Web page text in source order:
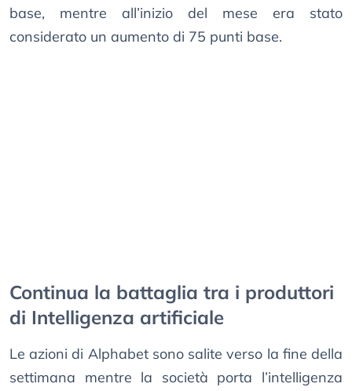
base, mentre all’inizio del mese era stato
considerato un aumento di 75 punti base.
Continua la battaglia tra i produttori
di Intelligenza artificiale
Le azioni di Alphabet sono salite verso la fine della
settimana mentre la società porta l’intelligenza